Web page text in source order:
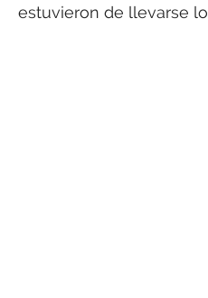
estuvieron de llevarse